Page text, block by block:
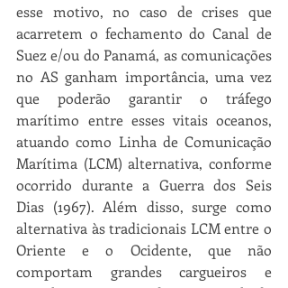
esse motivo, no caso de crises que
acarretem o fechamento do Canal de
Suez e/ou do Panamá, as comunicações
no AS ganham importância, uma vez
que poderão garantir o tráfego
marítimo entre esses vitais oceanos,
atuando como Linha de Comunicação
Marítima (LCM) alternativa, conforme
ocorrido durante a Guerra dos Seis
Dias (1967). Além disso, surge como
alternativa às tradicionais LCM entre o
Oriente e o Ocidente, que não
comportam grandes cargueiros e